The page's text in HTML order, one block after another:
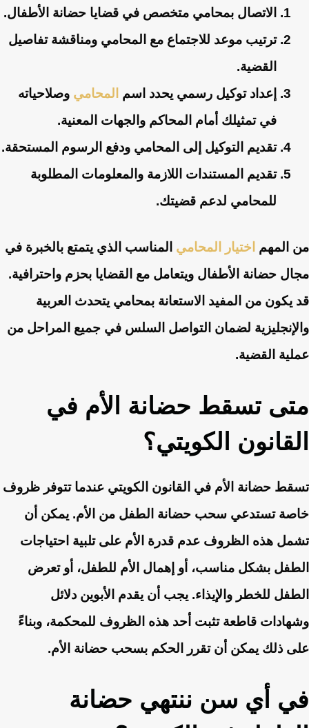
الاتصال بمحامي متخصص في قضايا حضانة الأطفال.
ترتيب موعد للاجتماع مع المحامي ومناقشة تفاصيل
القضية.
إعداد توكيل رسمي يحدد اسم
المحامي وصلاحياته
في تمثيلك أمام المحاكم والجهات المعنية.
تقديم التوكيل إلى المحامي ودفع الرسوم المستحقة.
تقديم المستندات اللازمة والمعلومات المطلوبة
للمحامي لدعم قضيتك.
من المهم اختيار المحامي المناسب الذي يتمتع بالخبرة في
مجال حضانة الأطفال ويتعامل مع القضايا بحزم واحترافية.
قد يكون من المفيد الاستعانة بمحامي يتحدث العربية
والإنجليزية لضمان التواصل السلس في جميع المراحل من
عملية القضية.
متى تسقط حضانة الأم في
القانون الكويتي؟
تسقط حضانة الأم في القانون الكويتي عندما تتوفر ظروف
خاصة تستدعي سحب حضانة الطفل من الأم. يمكن أن
تشمل هذه الظروف عدم قدرة الأم على تلبية احتياجات
الطفل بشكل مناسب، أو إهمال الأم للطفل، أو تعرض
الطفل للخطر والإيذاء. يجب أن يقدم الأبوين دلائل
وشهادات قاطعة تثبت أحد هذه الظروف للمحكمة، وبناءً
على ذلك يمكن أن تقرر الحكم بسحب حضانة الأم.
في أي سن ننتهي حضانة